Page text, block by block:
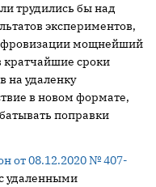
трудились бы над
экспериментов,
мощнейший
кратчайшие сроки
на удаленку
в новом формате,
поправки
от 08.12.2020 № 407-
удаленными